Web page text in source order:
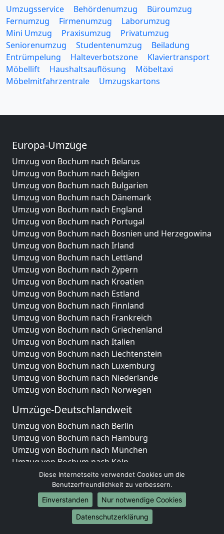
Umzugsservice Behördenumzug
Büroumzug
Fernumzug
Firmenumzug
Laborumzug
Mini Umzug
Praxisumzug
Privatumzug
Seniorenumzug
Studentenumzug
Beiladung
Entrümpelung
Halteverbotszone
Klaviertransport
Möbellift
Haushaltsauflösung
Möbeltaxi
Möbelmitfahrzentrale
Umzugskartons
Europa-Umzüge
Umzug von Bochum nach Belarus
Umzug von Bochum nach Belgien
Umzug von Bochum nach Bulgarien
Umzug von Bochum nach Dänemark
Umzug von Bochum nach England
Umzug von Bochum nach Portugal
Umzug von Bochum nach Bosnien und Herzegowina
Umzug von Bochum nach Irland
Umzug von Bochum nach Lettland
Umzug von Bochum nach Zypern
Umzug von Bochum nach Kroatien
Umzug von Bochum nach Estland
Umzug von Bochum nach Finnland
Umzug von Bochum nach Frankreich
Umzug von Bochum nach Griechenland
Umzug von Bochum nach Italien
Umzug von Bochum nach Liechtenstein
Umzug von Bochum nach Luxemburg
Umzug von Bochum nach Niederlande
Umzug von Bochum nach Norwegen
Umzüge-Deutschlandweit
Umzug von Bochum nach Berlin
Umzug von Bochum nach Hamburg
Umzug von Bochum nach München
Umzug von Bochum nach Köln
Umzug von Bochum nach Frankfurt am Main
Umzug von Bochum nach Stuttgart
Umzug von Bochum nach Düsseldorf
Umzug von Bochum nach Leipzig
Umzug von Bochum nach Dortmund
Diese Internetseite verwendet Cookies um die
Benutzerfreundlichkeit zu verbessern.
Einverstanden
Nur notwendige Cookies
Datenschutzerklärung